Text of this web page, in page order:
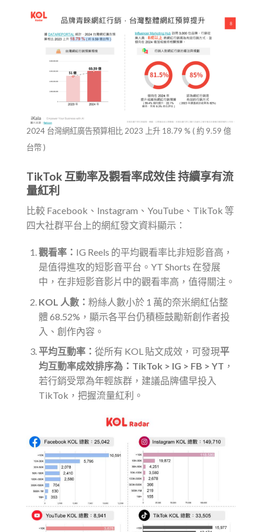
2024 台灣網紅廣告預算相比 2023 上升 18.79 % ( 約 9.59 億
台幣 )
TikTok 互動率及觀看率成效佳 持續享有流
量紅利
比較 Facebook、Instagram、YouTube、TikTok 等
四大社群平台上的網紅發文資料顯示：
觀看率： IG Reels 的平均觀看率比非短影音高，
是值得進攻的短影音平台。YT Shorts 在發展
中，在非短影音影片中的觀看率高，值得關注。
KOL 人數： 粉絲人數小於 1 萬的奈米網紅佔整
體 68.52%，顯示各平台仍積極鼓勵新創作者投
入、創作內容。
平均互動率： 從所有 KOL 貼文成效，可發現平
均互動率成效排序為：TikTok > IG > FB > YT ，
若行銷受眾為年輕族群，建議品牌儘早投入
TikTok，把握流量紅利。